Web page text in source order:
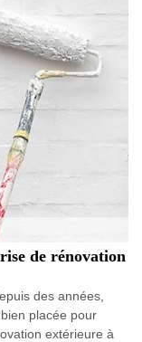
de rénovation
des années,
placée pour
extérieure à